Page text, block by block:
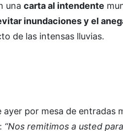
una carta al intendente
inundaciones y el
de las intensas lluvias.
por mesa de entradas
“Nos remitimos a usted